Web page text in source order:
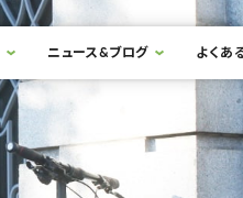
ニュース&ブログ よくあ